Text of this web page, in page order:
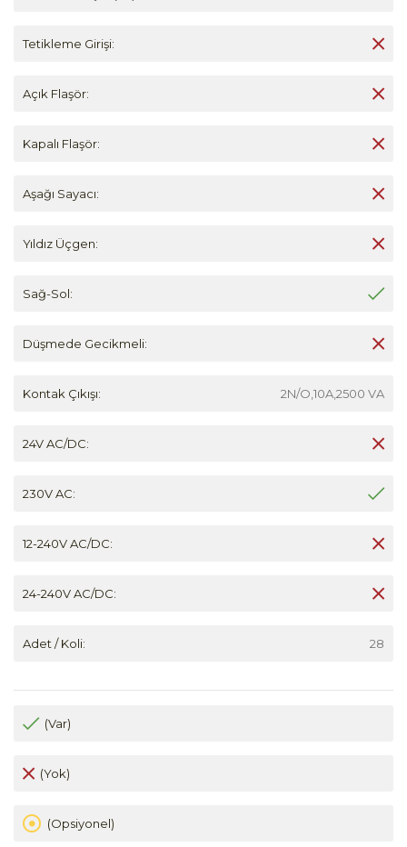
Tetikleme Girişi:
Açık Flaşör:
Kapalı Flaşör:
Aşağı Sayacı:
Yıldız Üçgen:
Sağ-Sol:
Düşmede Gecikmeli:
Kontak Çıkışı: 2N/O,10A,2500 VA
24V AC/DC:
230V AC:
12-240V AC/DC:
24-240V AC/DC:
Adet / Koli: 28
(Var)
(Yok)
(Opsiyonel)